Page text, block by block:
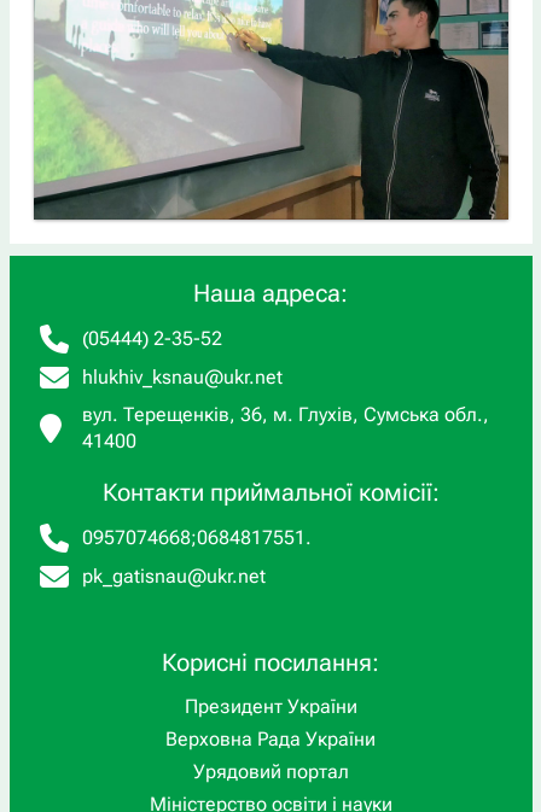
Наша адреса:
(05444) 2-35-52
hlukhiv_ksnau@ukr.net
вул. Терещенків, 36, м. Глухів, Сумська обл.,
41400
Контакти приймальної комісії:
0957074668;0684817551 .
pk_gatisnau@ukr.net
Корисні посилання:
Президент України
Верховна Рада України
Урядовий портал
Міністерство освіти і науки